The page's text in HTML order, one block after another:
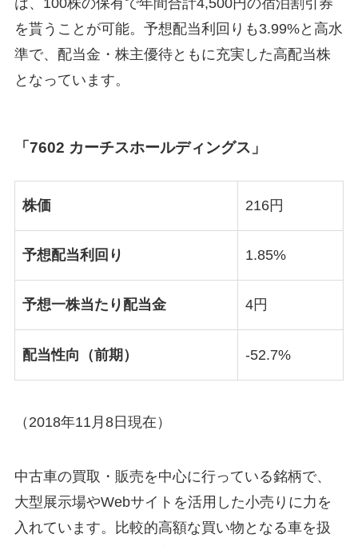
を貰うことが可能。予想配当利回りも3.99%と高水
準で、配当金・株主優待ともに充実した高配当株
となっています。
「7602 カーチスホールディングス」
株価 216円
予想配当利回り 1.85%
予想一株当たり配当金 4円
配当性向（前期） -52.7%
（2018年11月8日現在）
中古車の買取・販売を中心に行っている銘柄で、
大型展示場やWebサイトを活用した小売りに力を
入れています。比較的高額な買い物となる車を扱